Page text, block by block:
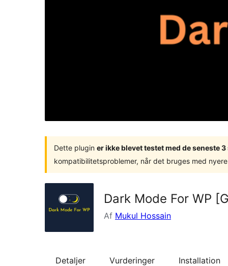
Dette plugin er ikke blevet testet med de seneste
kompatibilitetsproblemer, når det bruges med
Dark Mode For WP
Af Mukul Hossain
Detaljer Vurderinger Installation